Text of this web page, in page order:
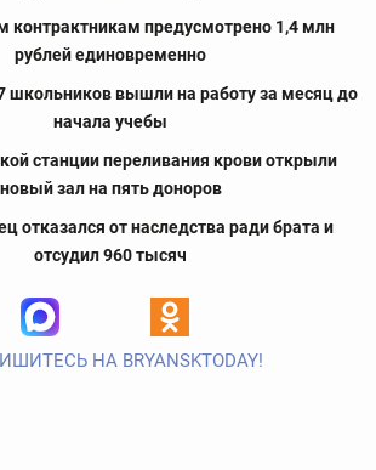
контрактникам предусмотрено 1,4 млн
рублей единовременно
школьников вышли на работу за месяц до
начала учебы
станции переливания крови открыли
новый зал на пять доноров
отказался от наследства ради брата и
отсудил 960 тысяч
НА BRYANSKTODAY!